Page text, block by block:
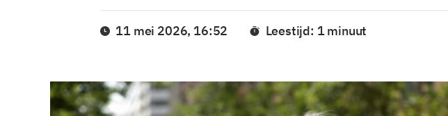
11 mei 2026, 16:52 Leestijd: 1 minuut